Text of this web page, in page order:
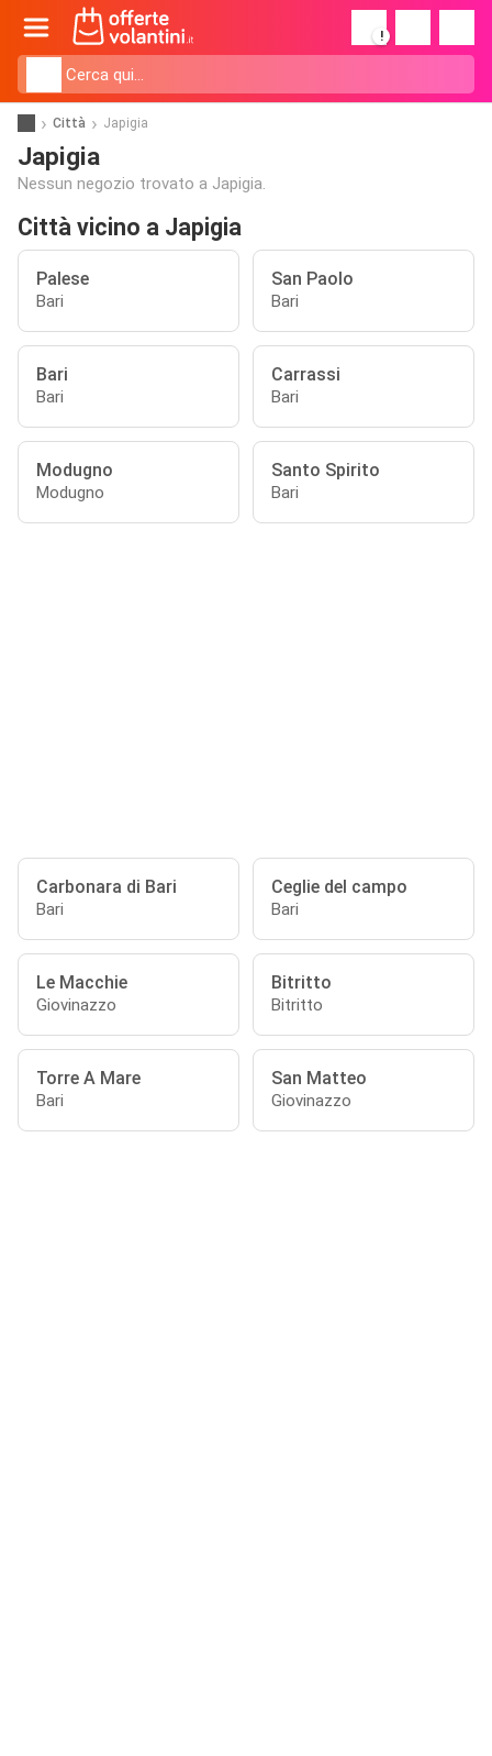
!
Città Japigia
Japigia
Nessun negozio trovato a Japigia.
Città vicino a Japigia
Palese
Bari
San Paolo
Bari
Bari
Bari
Carrassi
Bari
Modugno
Modugno
Santo Spirito
Bari
Carbonara di Bari
Bari
Ceglie del campo
Bari
Le Macchie
Giovinazzo
Bitritto
Bitritto
Torre A Mare
Bari
San Matteo
Giovinazzo